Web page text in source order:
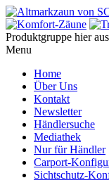
Produktgruppe hier
Menu
Home
Über Uns
Kontakt
Newsletter
Händlersuche
Mediathek
Nur für Händler
Carport-
Sichtschutz-